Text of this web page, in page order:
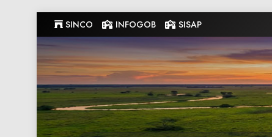
to
content
SINCO INFOGOB SISAP
Gobernacion de Guarico
Gobernacion de Guarico